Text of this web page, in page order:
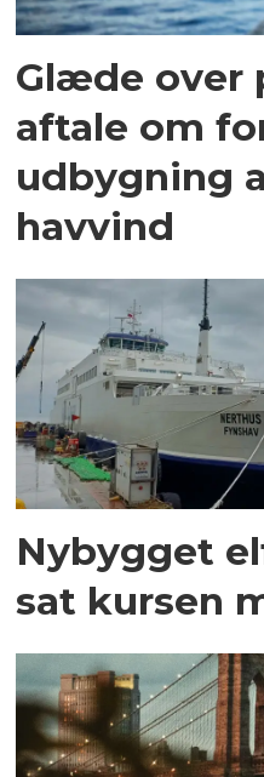
Glæde over
aftale om
udbygning
havvind
Nybygget
sat kursen